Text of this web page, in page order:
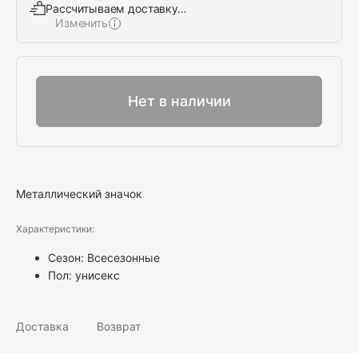
Рассчитываем доставку…
Изменить
Нет в наличии
Металлический значок
Характеристики:
Сезон: Всесезонные
Пол: унисекс
Доставка Возврат